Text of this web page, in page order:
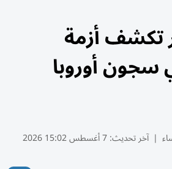
تكشف أزمة
سجون أوروبا
| آخر تحديث:7 أغسطس 15:02 2026